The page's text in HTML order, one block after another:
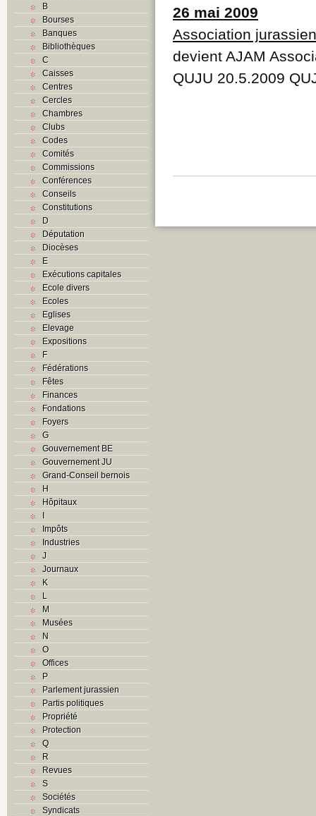
B
Bourses
Banques
Bibliothèques
C
Caisses
Centres
Cercles
Chambres
Clubs
Codes
Comités
Commissions
Conférences
Conseils
Constitutions
D
Députation
Diocèses
E
Exécutions capitales
Ecole divers
Ecoles
Eglises
Elevage
Expositions
F
Fédérations
Fêtes
Finances
Fondations
Foyers
G
Gouvernement BE
Gouvernement JU
Grand-Conseil bernois
H
Hôpitaux
I
Impôts
Industries
J
Journaux
K
L
M
Musées
N
O
Offices
P
Parlement jurassien
Partis politiques
Propriété
Protection
Q
R
Revues
S
Sociétés
Syndicats
26 mai 2009
Association
devient AJAM
QUJU 20.5.2009